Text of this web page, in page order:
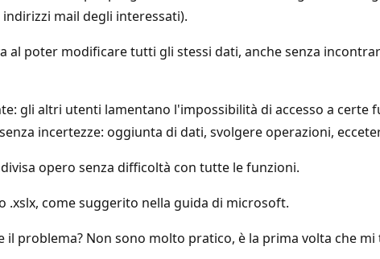
mail degli interessati).
al poter modificare tutti gli stessi dati, anche senza
gli altri utenti lamentano l'impossibilità di accesso a
incertezze: oggiunta di dati, svolgere operazioni,
opero senza difficoltà con tutte le funzioni.
.xslx, come suggerito nella guida di microsoft.
il problema? Non sono molto pratico, è la prima volta che